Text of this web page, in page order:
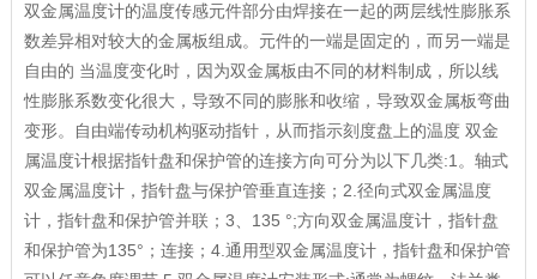
双金属温度计的温度传感元件部分由焊接在一起的两层线性膨胀系
数差异相对较大的金属板组成。元件的一端是固定的，而另一端是
自由的 当温度变化时，因为双金属板由不同的材料制成，所以线
性膨胀系数变化很大，导致不同的膨胀和收缩，导致双金属板弯曲
变形。自由端传动机构驱动指针，从而指示刻度盘上的温度 双金
属温度计根据指针盘和保护管的连接方向可分为以下几类:1。轴式
双金属温度计，指针盘与保护管垂直连接；2.径向式双金属温度
计，指针盘和保护管并联；3、135 °;方向双金属温度计，指针盘
和保护管为135°；连接；4.通用型双金属温度计，指针盘和保护管